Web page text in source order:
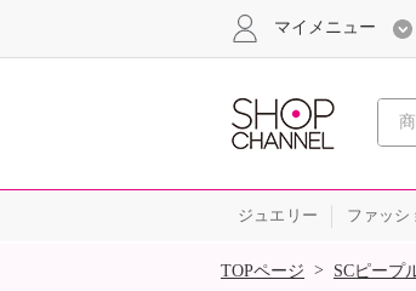
マイメニュー
ジュエリー ファッシ
SALE
TOPページ > SCピープ